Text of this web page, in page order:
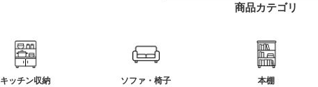
商品カテゴリ
キッチン収納 ソファ・椅子 本棚